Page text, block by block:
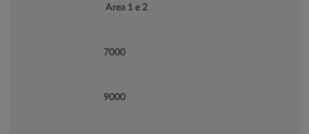
Area 1 e 2
7000
9000